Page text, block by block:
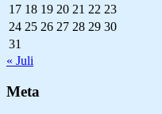
17 18 19 20 21 22 23
24 25 26 27 28 29 30
31
« Juli
Meta